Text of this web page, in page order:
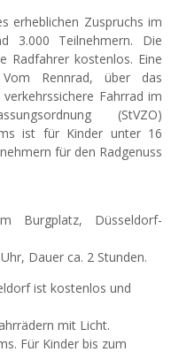
erheblichen Zuspruchs im
3.000 Teilnehmern. Die
Radfahrer kostenlos. Eine
Rennrad, über das
Fahrrad im
(StVZO)
ist für Kinder unter 16
für den Radgenuss
Burgplatz, Düsseldorf-
Dauer ca. 2 Stunden.
ist kostenlos und
mit Licht.
Für Kinder bis zum